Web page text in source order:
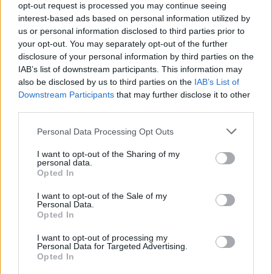
opt-out request is processed you may continue seeing
interest-based ads based on personal information utilized by
us or personal information disclosed to third parties prior to
your opt-out. You may separately opt-out of the further
disclosure of your personal information by third parties on the
IAB’s list of downstream participants. This information may
also be disclosed by us to third parties on the IAB’s List of
Downstream Participants that may further disclose it to other
Personal Data Processing Opt Outs
I want to opt-out of the Sharing of my
personal data.
Opted In
I want to opt-out of the Sale of my
Personal Data.
Opted In
I want to opt-out of processing my
Personal Data for Targeted Advertising.
Opted In
γηραιότερος αθλητής ιστιοσανίδας στον κόσμο,
παίρνοντας το ρεκόρ Γκίνες από έναν 86χρονο.